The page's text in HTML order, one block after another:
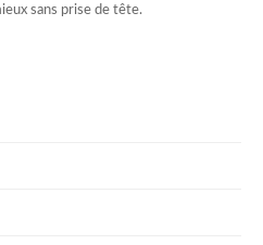
sans prise de tête.